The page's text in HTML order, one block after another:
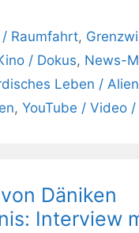
Raumfahrt,
/ Dokus, News-
Leben /
, YouTube / Video /
Däniken
Interview